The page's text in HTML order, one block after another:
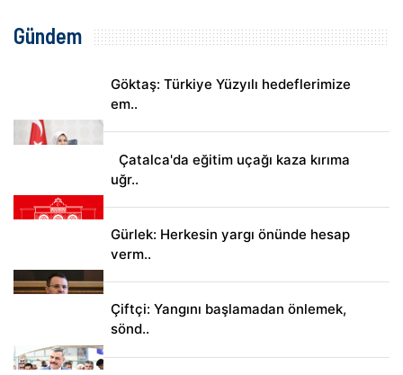
Gündem
Göktaş: Türkiye Yüzyılı hedeflerimize
em..
Çatalca'da eğitim uçağı kaza kırıma
uğr..
Gürlek: Herkesin yargı önünde hesap
verm..
Çiftçi: Yangını başlamadan önlemek,
sönd..